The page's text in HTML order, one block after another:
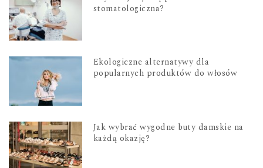
stomatologiczna?
Ekologiczne alternatywy dla
popularnych produktów do włosów
Jak wybrać wygodne buty damskie na
każdą okazję?